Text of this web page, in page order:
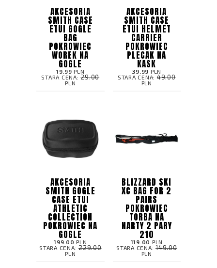
AKCESORIA
SMITH CASE
ETUI GOGLE
BAG
POKROWIEC
WOREK NA
GOGLE
19.99 PLN
STARA CENA:29.00
PLN
AKCESORIA
SMITH CASE
ETUI HELMET
CARRIER
POKROWIEC
PLECAK NA
KASK
39.99 PLN
STARA CENA:49.00
PLN
AKCESORIA
SMITH GOGLE
CASE ETUI
ATHLETIC
COLLECTION
POKROWIEC NA
GOGLE
199.00 PLN
STARA CENA: 229.00
PLN
BLIZZARD SKI
XC BAG FOR 2
PAIRS
POKROWIEC
TORBA NA
NARTY 2 PARY
210
119.00 PLN
STARA CENA: 149.00
PLN